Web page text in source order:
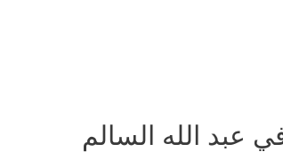
عبد الله السالم